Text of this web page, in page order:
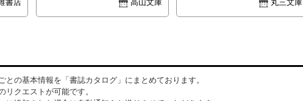
書店 高山文庫 丸三文庫
との基本情報を「書誌カタログ」にまとめております。
リクエストが可能です。